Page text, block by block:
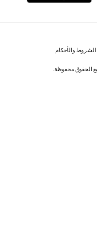
الشروط والأحكام